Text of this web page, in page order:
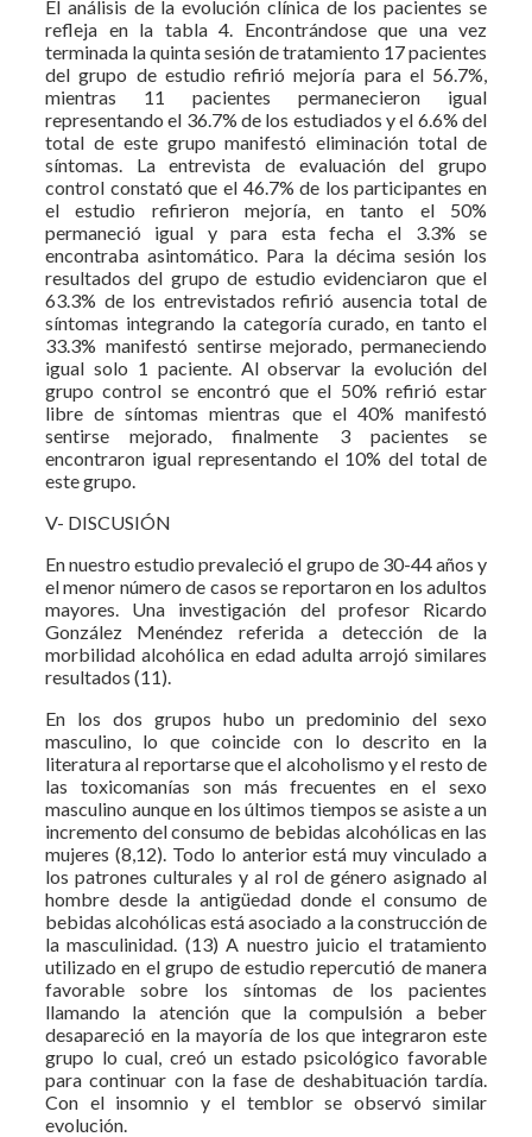
El análisis de la evolución clínica de los pacientes se
refleja en la tabla 4. Encontrándose que una vez
terminada la quinta sesión de tratamiento 17 pacientes
del grupo de estudio refirió mejoría para el 56.7%,
mientras 11 pacientes permanecieron igual
representando el 36.7% de los estudiados y el 6.6% del
total de este grupo manifestó eliminación total de
síntomas. La entrevista de evaluación del grupo
control constató que el 46.7% de los participantes en
el estudio refirieron mejoría, en tanto el 50%
permaneció igual y para esta fecha el 3.3% se
encontraba asintomático. Para la décima sesión los
resultados del grupo de estudio evidenciaron que el
63.3% de los entrevistados refirió ausencia total de
síntomas integrando la categoría curado, en tanto el
33.3% manifestó sentirse mejorado, permaneciendo
igual solo 1 paciente. Al observar la evolución del
grupo control se encontró que el 50% refirió estar
libre de síntomas mientras que el 40% manifestó
sentirse mejorado, finalmente 3 pacientes se
encontraron igual representando el 10% del total de
este grupo.
V- DISCUSIÓN
En nuestro estudio prevaleció el grupo de 30-44 años y
el menor número de casos se reportaron en los adultos
mayores. Una investigación del profesor Ricardo
González Menéndez referida a detección de la
morbilidad alcohólica en edad adulta arrojó similares
resultados (11).
En los dos grupos hubo un predominio del sexo
masculino, lo que coincide con lo descrito en la
literatura al reportarse que el alcoholismo y el resto de
las toxicomanías son más frecuentes en el sexo
masculino aunque en los últimos tiempos se asiste a un
incremento del consumo de bebidas alcohólicas en las
mujeres (8,12). Todo lo anterior está muy vinculado a
los patrones culturales y al rol de género asignado al
hombre desde la antigüedad donde el consumo de
bebidas alcohólicas está asociado a la construcción de
la masculinidad. (13) A nuestro juicio el tratamiento
utilizado en el grupo de estudio repercutió de manera
favorable sobre los síntomas de los pacientes
llamando la atención que la compulsión a beber
desapareció en la mayoría de los que integraron este
grupo lo cual, creó un estado psicológico favorable
para continuar con la fase de deshabituación tardía.
Con el insomnio y el temblor se observó similar
evolución.